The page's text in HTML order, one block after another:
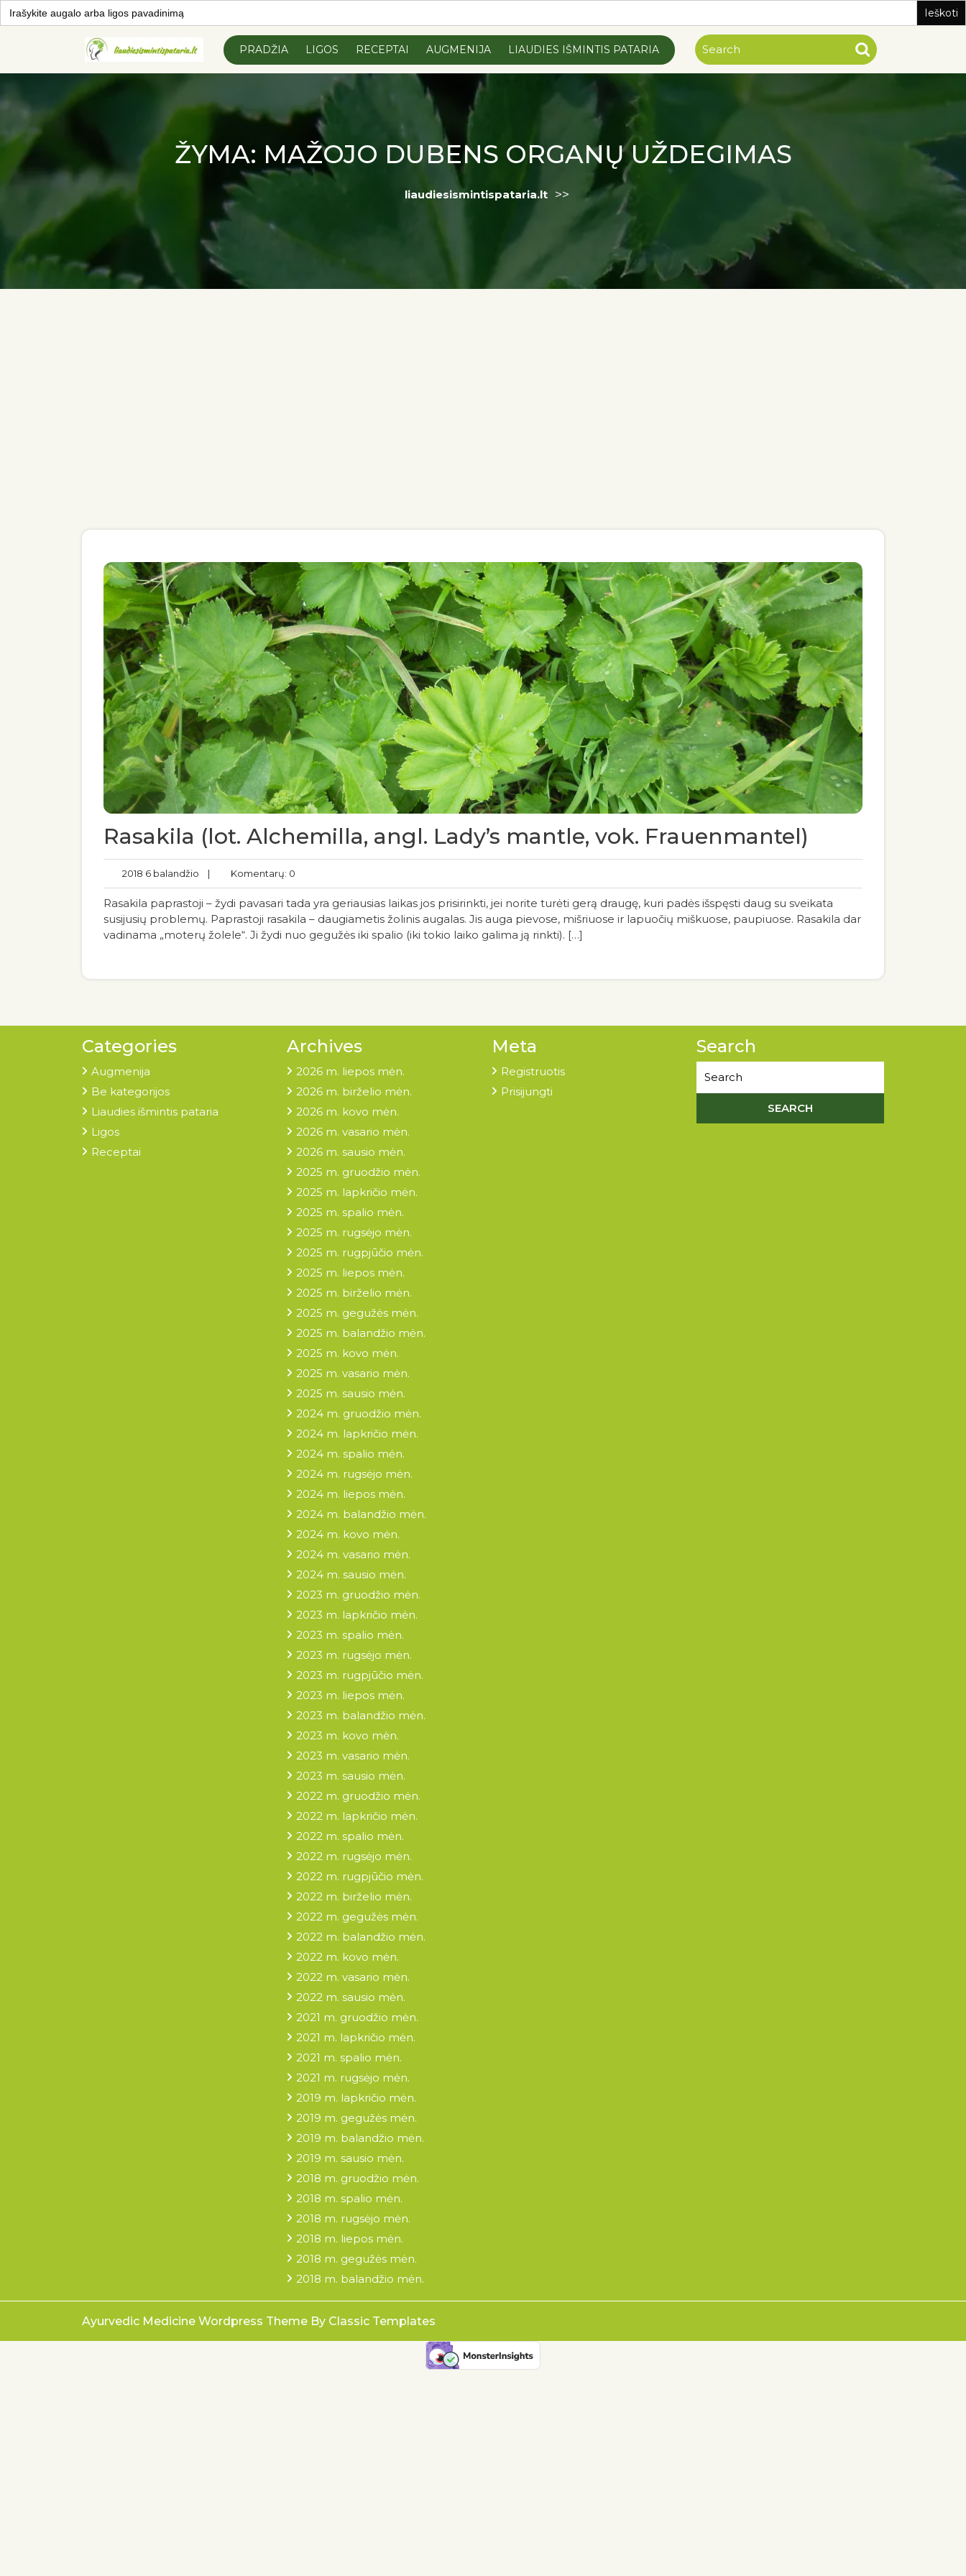
Search
for:Skip to
PRADŽIA LIGOS RECEPTAI AUGMENIJA LIAUDIES IŠMINTIS PATARIA
ŽYMA: MAŽOJO DUBENS ORGANŲ UŽDEGIMAS
liaudiesismintispataria.lt >>
Rasakila (lot. Alchemilla, angl. Lady’s mantle, vok. Frauenmantel)
2018 6 balandžio | Komentarų: 0
Rasakila paprastoji – žydi pavasari tada yra geriausias laikas jos prisirinkti, jei norite turėti gerą draugę, kuri padės išspęsti daug su sveikata
susijusių problemų. Paprastoji rasakila – daugiametis žolinis augalas. Jis auga pievose, mišriuose ir lapuočių miškuose, paupiuose. Rasakila dar
vadinama „moterų žolele“. Ji žydi nuo gegužės iki spalio (iki tokio laiko galima ją rinkti). […]
Categories
Augmenija
Be kategorijos
Liaudies išmintis pataria
Ligos
Receptai
Archives
2026 m. liepos mėn.
2026 m. birželio mėn.
2026 m. kovo mėn.
2026 m. vasario mėn.
2026 m. sausio mėn.
2025 m. gruodžio mėn.
2025 m. lapkričio mėn.
2025 m. spalio mėn.
2025 m. rugsėjo mėn.
2025 m. rugpjūčio mėn.
2025 m. liepos mėn.
2025 m. birželio mėn.
2025 m. gegužės mėn.
2025 m. balandžio mėn.
2025 m. kovo mėn.
2025 m. vasario mėn.
2025 m. sausio mėn.
2024 m. gruodžio mėn.
2024 m. lapkričio mėn.
2024 m. spalio mėn.
2024 m. rugsėjo mėn.
2024 m. liepos mėn.
2024 m. balandžio mėn.
2024 m. kovo mėn.
2024 m. vasario mėn.
2024 m. sausio mėn.
2023 m. gruodžio mėn.
2023 m. lapkričio mėn.
2023 m. spalio mėn.
2023 m. rugsėjo mėn.
2023 m. rugpjūčio mėn.
2023 m. liepos mėn.
2023 m. balandžio mėn.
2023 m. kovo mėn.
2023 m. vasario mėn.
2023 m. sausio mėn.
2022 m. gruodžio mėn.
2022 m. lapkričio mėn.
2022 m. spalio mėn.
2022 m. rugsėjo mėn.
2022 m. rugpjūčio mėn.
2022 m. birželio mėn.
2022 m. gegužės mėn.
2022 m. balandžio mėn.
2022 m. kovo mėn.
2022 m. vasario mėn.
2022 m. sausio mėn.
2021 m. gruodžio mėn.
2021 m. lapkričio mėn.
2021 m. spalio mėn.
2021 m. rugsėjo mėn.
2019 m. lapkričio mėn.
2019 m. gegužės mėn.
2019 m. balandžio mėn.
2019 m. sausio mėn.
2018 m. gruodžio mėn.
2018 m. spalio mėn.
2018 m. rugsėjo mėn.
2018 m. liepos mėn.
2018 m. gegužės mėn.
2018 m. balandžio mėn.
Meta
Registruotis
Prisijungti
Search
Ayurvedic Medicine Wordpress Theme By Classic Templates